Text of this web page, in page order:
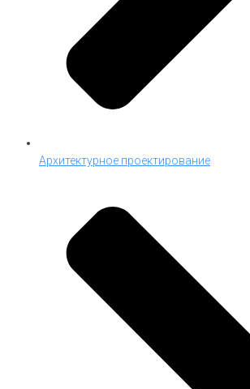
Архитектурное проектирование